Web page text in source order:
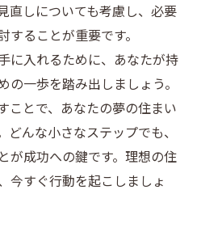
直しについても考慮し、必要
ることが重要です。
に入れるために、あなたが持
一歩を踏み出しましょう。
ことで、あなたの夢の住まい
んな小さなステップでも、
が成功への鍵です。理想の住
今すぐ行動を起こしましょ